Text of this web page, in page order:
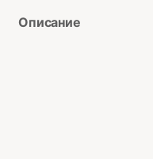
Описание